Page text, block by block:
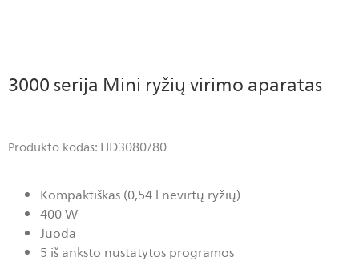
3000 serija Mini ryžių virimo aparatas
Produkto kodas: HD3080/80
Kompaktiškas (0,54 l nevirtų ryžių)
400 W
Juoda
5 iš anksto nustatytos programos